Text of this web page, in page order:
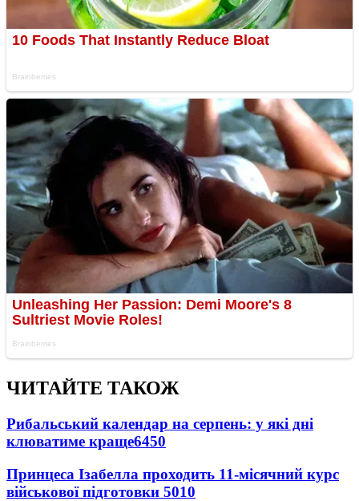
ЧИТАЙТЕ ТАКОЖ
Рибальський календар на серпень: у які дні
клюватиме краще6450
Принцеса Ізабелла проходить 11-місячний курс
військової підготовки 5010